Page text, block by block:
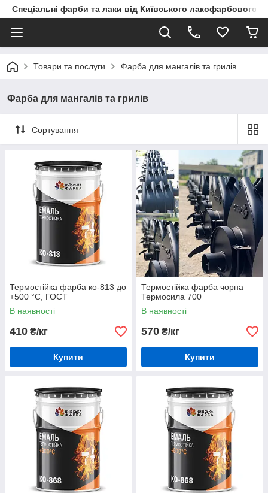
Спеціальні фарби та лаки від Київського
Товари та послуги Фарба для мангалів та грилів
Фарба для мангалів та грилів
Сортування
Термостійка фарба ко-813 до
+500 °С, ГОСТ
В наявності
410 ₴/кг
Купити
Термостійка фарба чорна
Термосила 700
В наявності
570 ₴/кг
Купити